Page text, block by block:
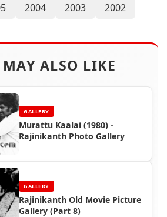
2004 2003 2002
ALSO LIKE
GALLERY
Murattu Kaalai (1980) -
Rajinikanth Photo Gallery
GALLERY
Rajinikanth Old Movie Picture
Gallery (Part 8)